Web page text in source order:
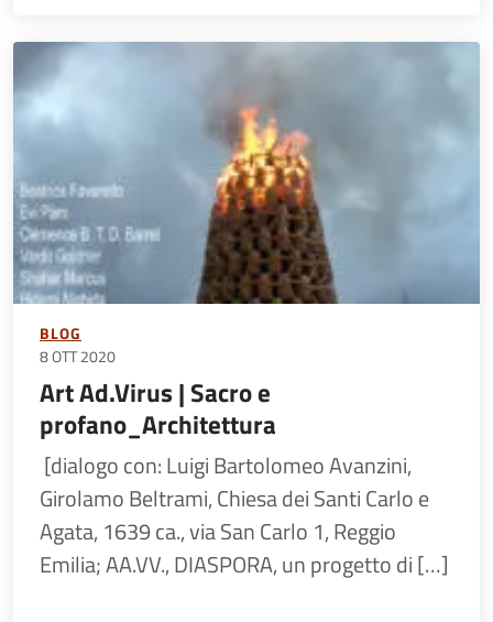
BLOG
8 OTT 2020
Art Ad.Virus | Sacro e
profano_Architettura
[dialogo con: Luigi Bartolomeo Avanzini,
Girolamo Beltrami, Chiesa dei Santi Carlo e
Agata, 1639 ca., via San Carlo 1, Reggio
Emilia; AA.VV., DIASPORA, un progetto di […]